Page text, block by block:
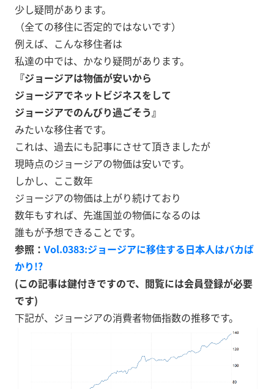
少し疑問があります。
（全ての移住に否定的ではないです）
例えば、こんな移住者は
私達の中では、かなり疑問があります。
『ジョージアは物価が安いから
ジョージアでネットビジネスをして
ジョージアでのんびり過ごそう』
みたいな移住者です。
これは、過去にも記事にさせて頂きましたが
現時点のジョージアの物価は安いです。
しかし、ここ数年
ジョージアの物価は上がり続けており
数年もすれば、先進国並の物価になるのは
誰もが予想できることです。
参照： Vol.0383:ジョージアに移住する日本人はバカば
かり!?
(この記事は鍵付きですので、閲覧には会員登録が必要
です)
下記が、ジョージアの消費者物価指数の推移です。